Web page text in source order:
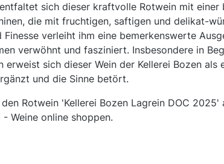
sich dieser kraftvolle Rotwein mit
die mit fruchtigen, saftigen und delikat-
Finesse verleiht ihm eine bemerkenswerte
verwöhnt und fasziniert. Insbesondere in
erweist sich dieser Wein der Kellerei Bozen als
und die Sinne betört.
den Rotwein 'Kellerei Bozen Lagrein DOC
Weine online shoppen.